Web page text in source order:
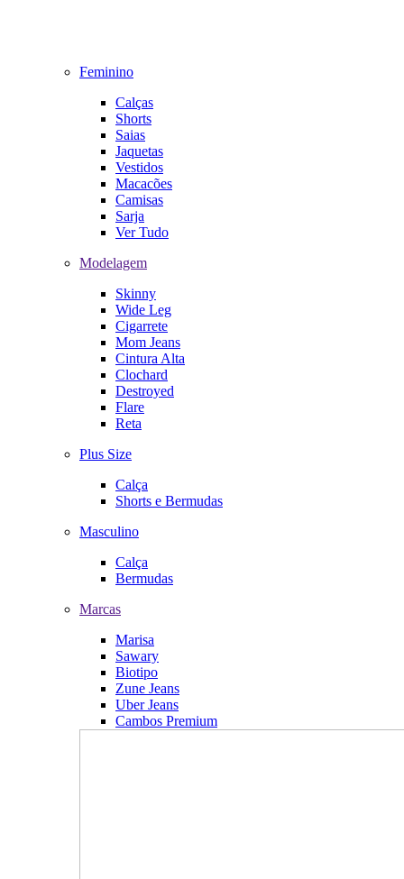
Feminino
Calças
Shorts
Saias
Jaquetas
Vestidos
Macacões
Camisas
Sarja
Ver Tudo
Modelagem
Skinny
Wide Leg
Cigarrete
Mom Jeans
Cintura Alta
Clochard
Destroyed
Flare
Reta
Plus Size
Calça
Shorts e Bermudas
Masculino
Calça
Bermudas
Marcas
Marisa
Sawary
Biotipo
Zune Jeans
Uber Jeans
Cambos Premium